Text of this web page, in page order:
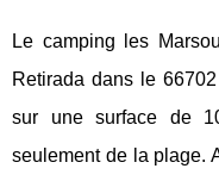
Le camping les
Retirada dans le
sur une surface de
seulement de la plage.